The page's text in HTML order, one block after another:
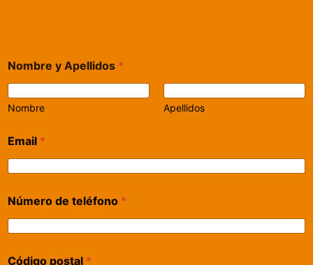
Nombre y Apellidos *
Nombre Apellidos
Email *
Número de teléfono *
Código postal *